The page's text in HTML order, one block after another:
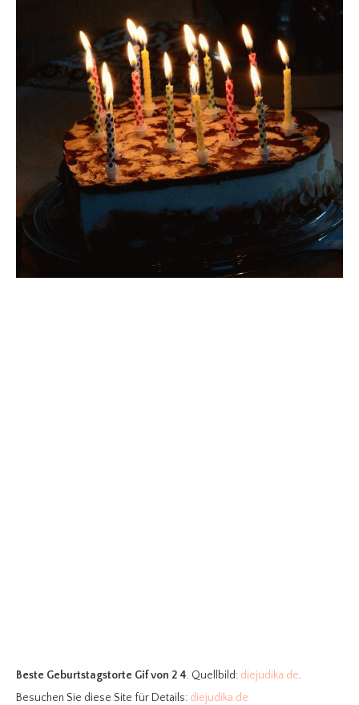
Beste Geburtstagstorte Gifvon 2 4. Quellbild: diejudika.de.
Besuchen Sie diese Site für Details: diejudika.de